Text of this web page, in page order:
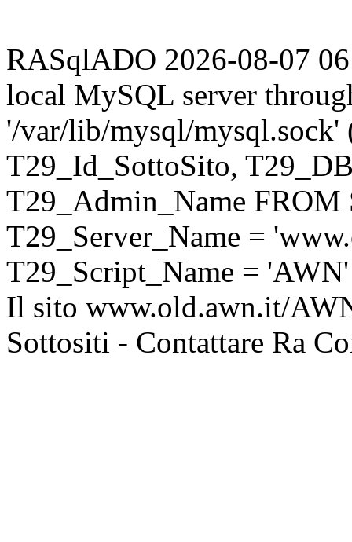
RASqlADO 2026-08-07
local MySQL server
'/var/lib/mysql/mysql.sock'
T29_Id_SottoSito,
T29_Admin_Name
T29_Server_Name =
T29_Script_Name = 'AWN'
Il sito www.old.awn.it/
Sottositi - Contattare Ra